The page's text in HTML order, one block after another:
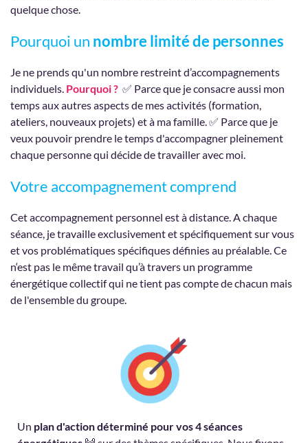
quelque chose.
Pourquoi un nombre limité de personnes
Je ne prends qu'un nombre restreint d’accompagnements
individuels. Pourquoi ? ✅ Parce que je consacre aussi mon
temps aux autres aspects de mes activités (formation,
ateliers, nouveaux projets) et à ma famille. ✅ Parce que je
veux pouvoir prendre le temps d'accompagner pleinement
chaque personne qui décide de travailler avec moi.
Votre accompagnement comprend
Cet accompagnement personnel est à distance. A chaque
séance, je travaille exclusivement et spécifiquement sur vous
et vos problématiques spécifiques définies au préalable. Ce
n‘est pas le même travail qu’à travers un programme
énergétique collectif qui ne tient pas compte de chacun mais
de l'ensemble du groupe.
Un plan d'action déterminé pour vos 4 séances